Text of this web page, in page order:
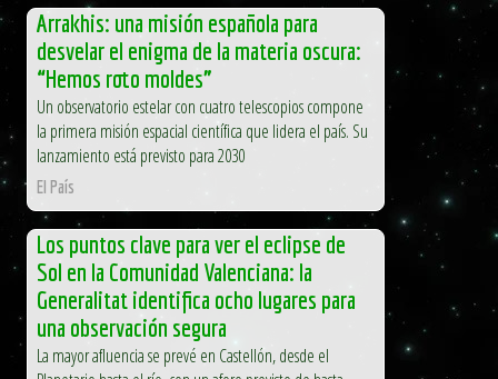
Arrakhis: una misión española para
desvelar el enigma de la materia oscura:
“Hemos roto moldes”
Un observatorio estelar con cuatro telescopios compone
la primera misión espacial científica que lidera el país. Su
lanzamiento está previsto para 2030
El País
Los puntos clave para ver el eclipse de
Sol en la Comunidad Valenciana: la
Generalitat identifica ocho lugares para
una observación segura
La mayor afluencia se prevé en Castellón, desde el